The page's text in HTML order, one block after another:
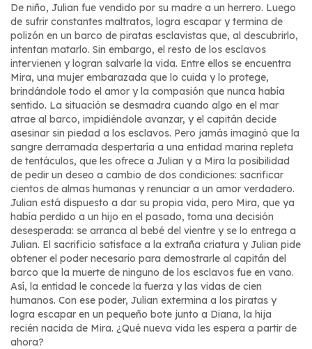
De niño, Julian fue vendido por su madre a un herrero. Luego
de sufrir constantes maltratos, logra escapar y termina de
polizón en un barco de piratas esclavistas que, al descubrirlo,
intentan matarlo. Sin embargo, el resto de los esclavos
intervienen y logran salvarle la vida. Entre ellos se encuentra
Mira, una mujer embarazada que lo cuida y lo protege,
brindándole todo el amor y la compasión que nunca había
sentido. La situación se desmadra cuando algo en el mar
atrae al barco, impidiéndole avanzar, y el capitán decide
asesinar sin piedad a los esclavos. Pero jamás imaginó que la
sangre derramada despertaría a una entidad marina repleta
de tentáculos, que les ofrece a Julian y a Mira la posibilidad
de pedir un deseo a cambio de dos condiciones: sacrificar
cientos de almas humanas y renunciar a un amor verdadero.
Julian está dispuesto a dar su propia vida, pero Mira, que ya
había perdido a un hijo en el pasado, toma una decisión
desesperada: se arranca al bebé del vientre y se lo entrega a
Julian. El sacrificio satisface a la extraña criatura y Julian pide
obtener el poder necesario para demostrarle al capitán del
barco que la muerte de ninguno de los esclavos fue en vano.
Así, la entidad le concede la fuerza y las vidas de cien
humanos. Con ese poder, Julian extermina a los piratas y
logra escapar en un pequeño bote junto a Diana, la hija
recién nacida de Mira. ¿Qué nueva vida les espera a partir de
ahora?